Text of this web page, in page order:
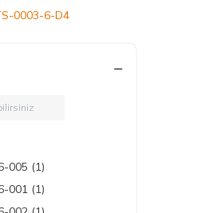
0003-6-D4
005 (1)
001 (1)